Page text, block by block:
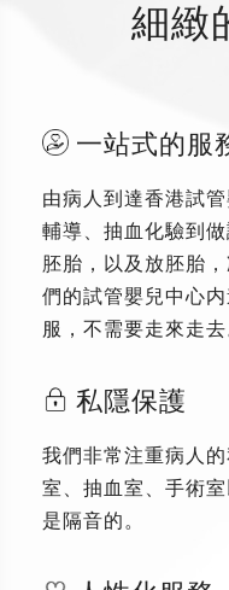
細緻
一站式的服
由病人到達香港試
輔導、抽血化驗到
胚胎，以及放胚胎
們的試管嬰兒中心
服，不需要走來走去
私隱保護
我們非常注重病人
室、抽血室、手術
是隔音的。